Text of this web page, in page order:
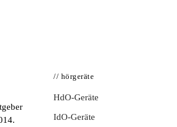
// hörgeräte
HdO-Geräte
IdO-Geräte